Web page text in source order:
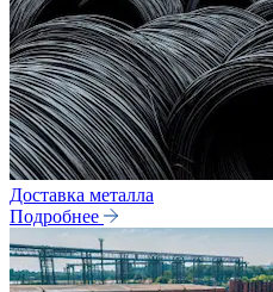
Доставка металла
Подробнее